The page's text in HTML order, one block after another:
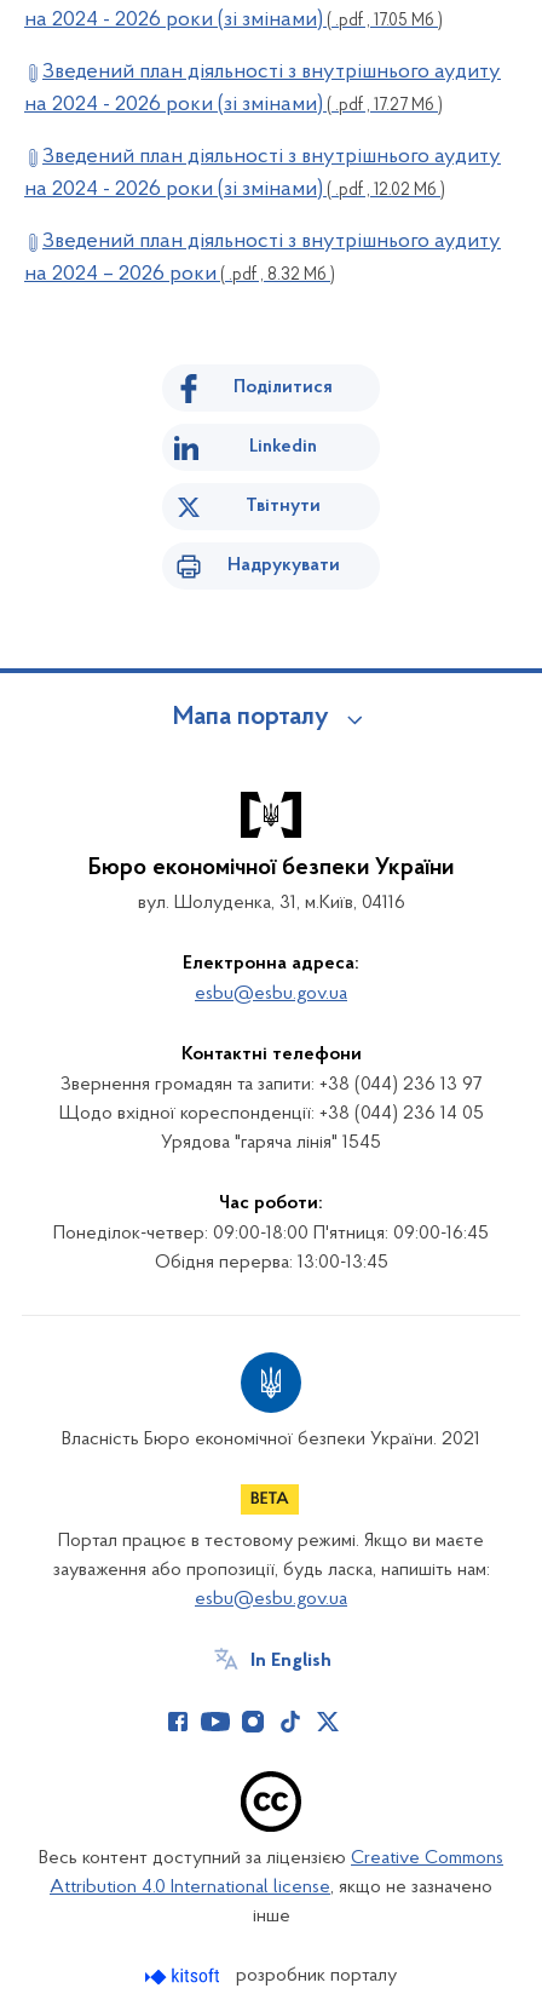
на 2024 - 2026 роки (зі змінами) ( .pdf , 17.05 Мб )
Зведений план діяльності з внутрішнього аудиту
на 2024 - 2026 роки (зі змінами) ( .pdf , 17.27 Мб )
Зведений план діяльності з внутрішнього аудиту
на 2024 - 2026 роки (зі змінами) ( .pdf , 12.02 Мб )
Зведений план діяльності з внутрішнього аудиту
на 2024 – 2026 роки ( .pdf , 8.32 Мб )
Поділитися
Linkedin
Твітнути
Надрукувати
Мапа порталу
Бюро економічної безпеки України
вул. Шолуденка, 31, м.Київ, 04116
Електронна адреса:
esbu@esbu.gov.ua
Контактні телефони
Звернення громадян та запити: +38 (044) 236 13 97
Щодо вхідної кореспонденції: +38 (044) 236 14 05
Урядова "гаряча лінія" 1545
Час роботи:
Понеділок-четвер: 09:00-18:00 П'ятниця: 09:00-16:45
Обідня перерва: 13:00-13:45
Власність Бюро економічної безпеки України. 2021
Портал працює в тестовому режимі. Якщо ви маєте
зауваження або пропозиції, будь ласка, напишіть нам:
esbu@esbu.gov.ua
In English
Весь контент доступний за ліцензією Creative Commons
Attribution 4.0 International license, якщо не зазначено
інше
розробник порталу